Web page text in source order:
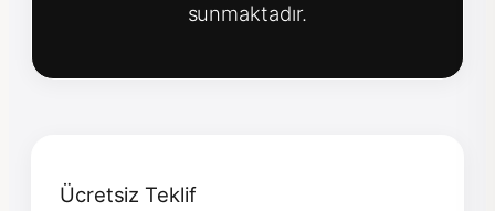
sunmaktadır.
Ücretsiz Teklif